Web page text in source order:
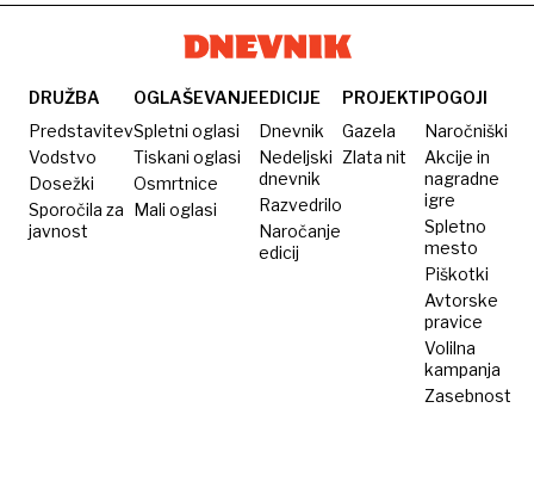
DRUŽBA
Predstavitev
Vodstvo
Dosežki
Sporočila za
javnost
OGLAŠEVANJE
Spletni oglasi
Tiskani oglasi
Osmrtnice
Mali oglasi
EDICIJE
Dnevnik
Nedeljski
dnevnik
Razvedrilo
Naročanje
edicij
PROJEKTI
Gazela
Zlata nit
POGOJI
Naročniški
Akcije in
nagradne
igre
Spletno
mesto
Piškotki
Avtorske
pravice
Volilna
kampanja
Zasebnost